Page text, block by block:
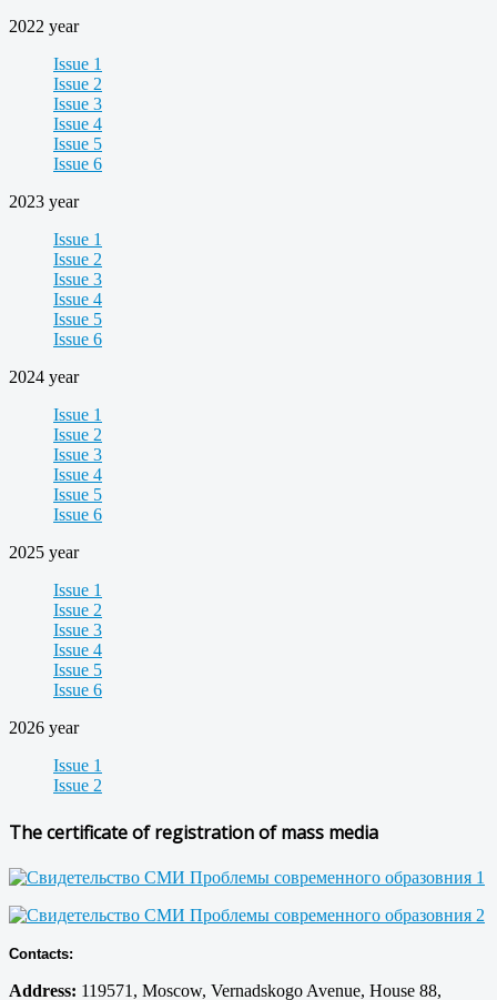
2022 year
Issue 1
Issue 2
Issue 3
Issue 4
Issue 5
Issue 6
2023 year
Issue 1
Issue 2
Issue 3
Issue 4
Issue 5
Issue 6
2024 year
Issue 1
Issue 2
Issue 3
Issue 4
Issue 5
Issue 6
2025 year
Issue 1
Issue 2
Issue 3
Issue 4
Issue 5
Issue 6
2026 year
Issue 1
Issue 2
The certificate of registration of mass media
Contacts:
Address: 119571, Moscow, Vernadskogo Avenue, House 88,